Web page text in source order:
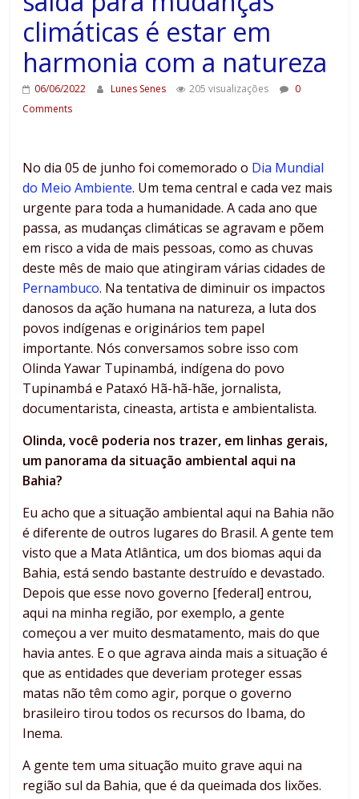
climáticas é estar em
harmonia com a natureza
06/06/2022 Lunes Senes 205 visualizações
0
Comments
No dia 05 de junho foi comemorado o Dia Mundial
do Meio Ambiente. Um tema central e cada vez mais
urgente para toda a humanidade. A cada ano que
passa, as mudanças climáticas se agravam e põem
em risco a vida de mais pessoas, como as chuvas
deste mês de maio que atingiram várias cidades de
Pernambuco. Na tentativa de diminuir os impactos
danosos da ação humana na natureza, a luta dos
povos indígenas e originários tem papel
importante. Nós conversamos sobre isso com
Olinda Yawar Tupinambá, indígena do povo
Tupinambá e Pataxó Hã-hã-hãe, jornalista,
documentarista, cineasta, artista e ambientalista.
Olinda, você poderia nos trazer, em linhas gerais,
um panorama da situação ambiental aqui na
Bahia?
Eu acho que a situação ambiental aqui na Bahia não
é diferente de outros lugares do Brasil. A gente tem
visto que a Mata Atlântica, um dos biomas aqui da
Bahia, está sendo bastante destruído e devastado.
Depois que esse novo governo [federal] entrou,
aqui na minha região, por exemplo, a gente
começou a ver muito desmatamento, mais do que
havia antes. E o que agrava ainda mais a situação é
que as entidades que deveriam proteger essas
matas não têm como agir, porque o governo
brasileiro tirou todos os recursos do Ibama, do
Inema.
A gente tem uma situação muito grave aqui na
região sul da Bahia, que é da queimada dos lixões.